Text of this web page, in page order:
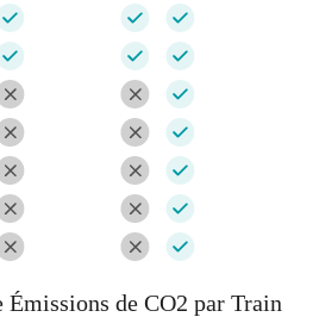
Émissions de CO2 par Train